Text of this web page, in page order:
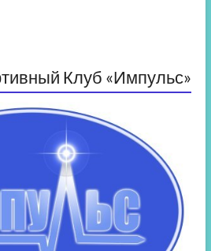
Клуб «Импульс»